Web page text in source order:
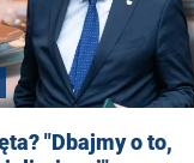
"Dbajmy o to,